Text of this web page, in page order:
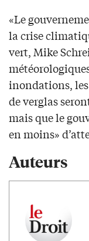
«Le
la crise
vert, Mike
inondations,
de verglas
mais que le
en moins»
Auteurs